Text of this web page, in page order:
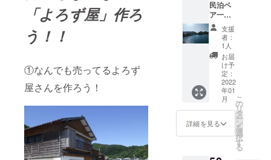
「よろず屋」作ろ
う！！
①なんでも売ってるよろず
屋さんを作ろう！
申し込
みの方
は、お
申込み
の際に
備考欄
に、
１．ご
希望日
を3候補
い方の
お名前
泊なの
でオー
ナー夫
婦との
交流が
ありま
す。 ◯
宿泊地
（五島
市玉之
浦町玉
浦）ま
での交
で楽し
めま
す！ 旅
行実施
有効期
限は
2022年
12月ま
で。
◯1日２
ペアま
で乗る
ことが
孫さん
のお誕
生を機
会にど
うぞ。
◯ご指
定いた
だきま
した
ネーム
（あか
ちゃん
のお名
民泊ペ
ア一泊
と釣り
体験
セッ
ト。プ
ロのエ
コガイ
ドでも
あるご
主人と
の案内
で釣り
を楽し
支援
者：
1人
お届
け予
定：
2022
年01
月
詳細を見る
こ
の
リ
タ
ー
ン
を
選
択
す
る